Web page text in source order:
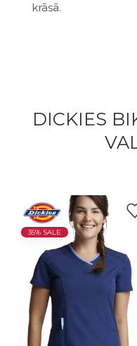
krāsā.
DICKIES
35% SALE